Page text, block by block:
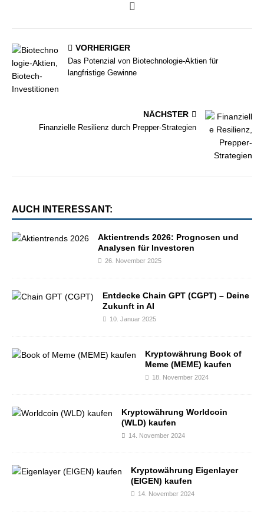
VORHERIGER
Das Potenzial von Biotechnologie-Aktien für
langfristige Gewinne
NÄCHSTER
Finanzielle Resilienz durch Prepper-Strategien
AUCH INTERESSANT:
Aktientrends 2026: Prognosen und
Analysen für Investoren
26. November 2025
Entdecke Chain GPT (CGPT) – Deine
Zukunft in AI
10. Januar 2025
Kryptowährung Book of
Meme (MEME) kaufen
18. November 2024
Kryptowährung Worldcoin
(WLD) kaufen
14. November 2024
Kryptowährung Eigenlayer
(EIGEN) kaufen
14. November 2024